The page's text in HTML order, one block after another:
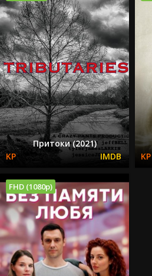
Притоки (2021)
FHD (1080p)